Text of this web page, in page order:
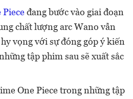
Pieceđang bước vào giai đoạn
chất lượng arc Wano vẫn
vọng với sự đóng góp ý kiến
tập phim sau sẽ xuất sắc
One Piece trong những tập